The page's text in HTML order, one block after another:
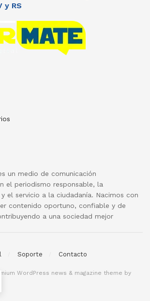
y RS
un medio de comunicación
el periodismo responsable, la
el servicio a la ciudadanía. Nacimos con
contenido oportuno, confiable y de
a una sociedad mejor
Soporte Contacto
WordPress news & magazine theme by